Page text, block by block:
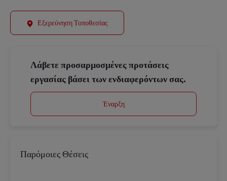
Εξερεύνηση Τοποθεσίας
Λάβετε προσαρμοσμένες προτάσεις
εργασίας βάσει των ενδιαφερόντων σας.
Έναρξη
Παρόμοιες Θέσεις